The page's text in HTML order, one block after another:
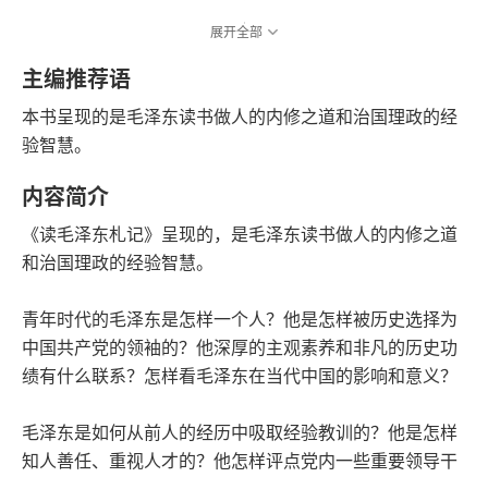
2009-09-01
发行日期
展开全部
主编推荐语
本书呈现的是毛泽东读书做人的内修之道和治国理政的经
验智慧。
内容简介
《读毛泽东札记》呈现的，是毛泽东读书做人的内修之道
和治国理政的经验智慧。
青年时代的毛泽东是怎样一个人？他是怎样被历史选择为
中国共产党的领袖的？他深厚的主观素养和非凡的历史功
绩有什么联系？怎样看毛泽东在当代中国的影响和意义？
毛泽东是如何从前人的经历中吸取经验教训的？他是怎样
知人善任、重视人才的？他怎样评点党内一些重要领导干